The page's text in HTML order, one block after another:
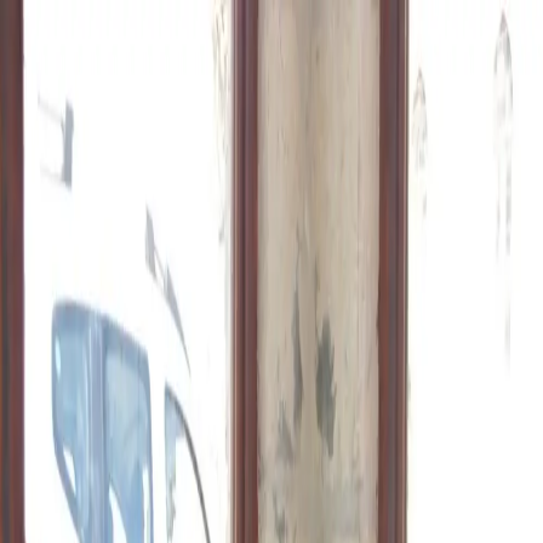
Sahabe-i Kiramlar
Evliyalar
Kutsal Mekanlar
Size En Yakın
Türbeler
Keşfet
Türbe
Sahabe-i Kiramlar